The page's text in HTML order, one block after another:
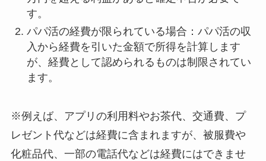
す。
パパ活の経費が限られている場合：パパ活の収
入から経費を引いた金額で所得を計算します
が、経費として認められるものは制限されてい
ます。
※例えば、アプリの利用料やお茶代、交通費、プ
レゼント代などは経費に含まれますが、被服費や
化粧品代、一部の電話代などは経費にはできませ